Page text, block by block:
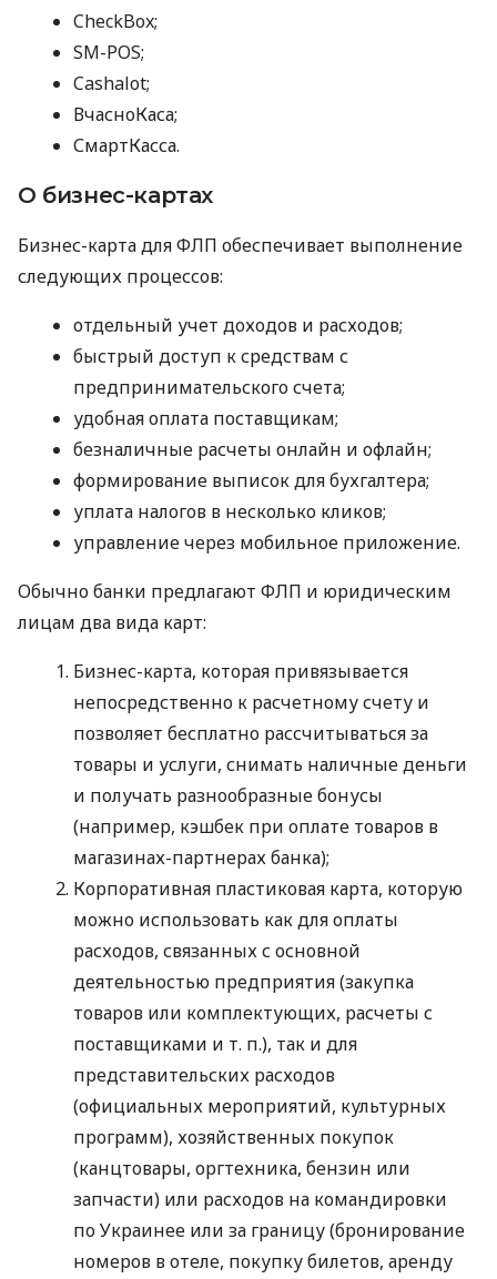
CheckBox;
SM-POS;
Cashalot;
ВчасноКаса;
СмартКасса.
О бизнес-картах
Бизнес-карта для ФЛП обеспечивает выполнение
следующих процессов:
отдельный учет доходов и расходов;
быстрый доступ к средствам с
предпринимательского счета;
удобная оплата поставщикам;
безналичные расчеты онлайн и офлайн;
формирование выписок для бухгалтера;
уплата налогов в несколько кликов;
управление через мобильное приложение.
Обычно банки предлагают ФЛП и юридическим
лицам два вида карт:
Бизнес-карта, которая привязывается
непосредственно к расчетному счету и
позволяет бесплатно рассчитываться за
товары и услуги, снимать наличные деньги
и получать разнообразные бонусы
(например, кэшбек при оплате товаров в
магазинах-партнерах банка);
Корпоративная пластиковая карта, которую
можно использовать как для оплаты
расходов, связанных с основной
деятельностью предприятия (закупка
товаров или комплектующих, расчеты с
поставщиками и т. п.), так и для
представительских расходов
(официальных мероприятий, культурных
программ), хозяйственных покупок
(канцтовары, оргтехника, бензин или
запчасти) или расходов на командировки
по Украинее или за границу (бронирование
номеров в отеле, покупку билетов, аренду